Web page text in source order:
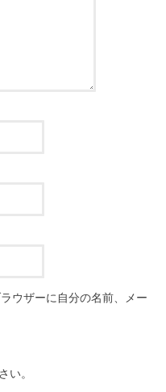
ウザーに自分の名前、メー
い。